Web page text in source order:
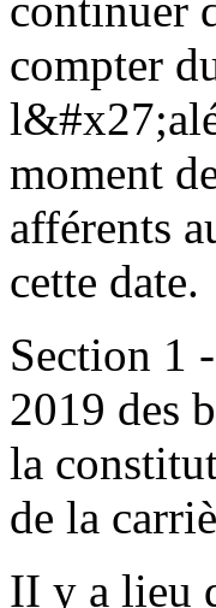
compter
moment
afférents
cette date.
Section 1
2019 des
la
de la
II y a lieu